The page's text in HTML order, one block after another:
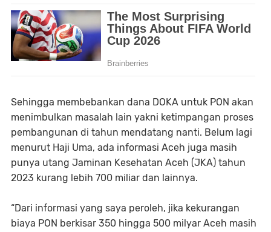
Sehingga membebankan dana DOKA untuk PON akan
menimbulkan masalah lain yakni ketimpangan proses
pembangunan di tahun mendatang nanti. Belum lagi
menurut Haji Uma, ada informasi Aceh juga masih
punya utang Jaminan Kesehatan Aceh (JKA) tahun
2023 kurang lebih 700 miliar dan lainnya.
“Dari informasi yang saya peroleh, jika kekurangan
biaya PON berkisar 350 hingga 500 milyar Aceh masih